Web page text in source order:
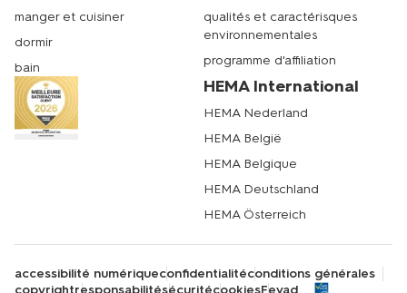
manger et cuisiner
dormir
bain
qualités et caractérisques
environnementales
programme d'affiliation
HEMA International
HEMA Nederland
HEMA België
HEMA Belgique
HEMA Deutschland
HEMA Österreich
accessibilité numériqueconfidentialitéconditions générales
copyrightresponsabilitésécuritécookiesFevad